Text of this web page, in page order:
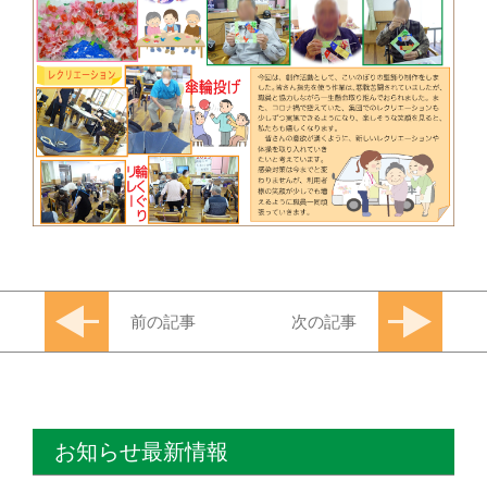
前の記事 次の記事
お知らせ最新情報